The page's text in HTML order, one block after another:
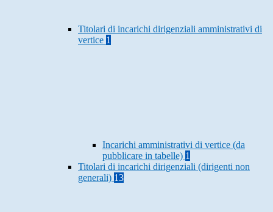
Titolari di incarichi dirigenziali amministrativi di
vertice 1
Incarichi amministrativi di vertice (da
pubblicare in tabelle) 1
Titolari di incarichi dirigenziali (dirigenti non
generali) 13